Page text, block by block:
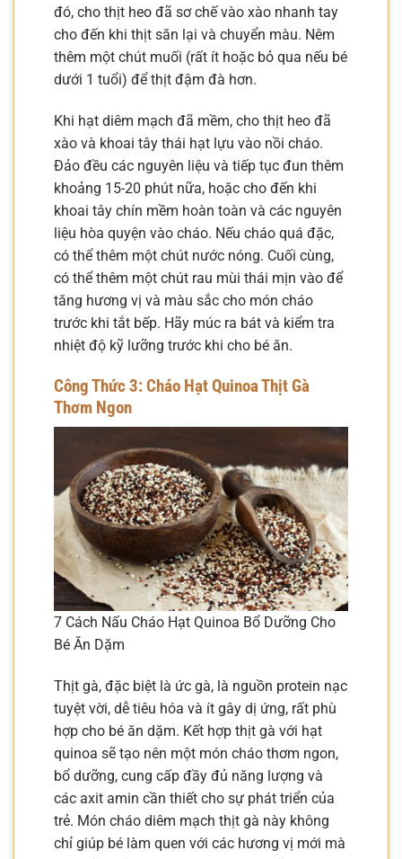
đó, cho thịt heo đã sơ chế vào xào nhanh tay
cho đến khi thịt săn lại và chuyển màu. Nêm
thêm một chút muối (rất ít hoặc bỏ qua nếu bé
dưới 1 tuổi) để thịt đậm đà hơn.
Khi hạt diêm mạch đã mềm, cho thịt heo đã
xào và khoai tây thái hạt lựu vào nồi cháo.
Đảo đều các nguyên liệu và tiếp tục đun thêm
khoảng 15-20 phút nữa, hoặc cho đến khi
khoai tây chín mềm hoàn toàn và các nguyên
liệu hòa quyện vào cháo. Nếu cháo quá đặc,
có thể thêm một chút nước nóng. Cuối cùng,
có thể thêm một chút rau mùi thái mịn vào để
tăng hương vị và màu sắc cho món cháo
trước khi tắt bếp. Hãy múc ra bát và kiểm tra
nhiệt độ kỹ lưỡng trước khi cho bé ăn.
Công Thức 3: Cháo Hạt Quinoa Thịt Gà
Thơm Ngon
7 Cách Nấu Cháo Hạt Quinoa Bổ Dưỡng Cho
Bé Ăn Dặm
Thịt gà, đặc biệt là ức gà, là nguồn protein nạc
tuyệt vời, dễ tiêu hóa và ít gây dị ứng, rất phù
hợp cho bé ăn dặm. Kết hợp thịt gà với hạt
quinoa sẽ tạo nên một món cháo thơm ngon,
bổ dưỡng, cung cấp đầy đủ năng lượng và
các axit amin cần thiết cho sự phát triển của
trẻ. Món cháo diêm mạch thịt gà này không
chỉ giúp bé làm quen với các hương vị mới mà